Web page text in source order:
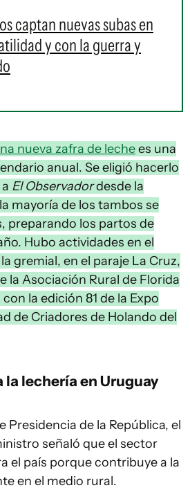
captan nuevas subas en
y con la guerra y
nueva zafra de lechees una
anual. Se eligió hacerlo
El Observadordesde la
mayoría de los tambos se
preparando los partos de
Hubo actividades en el
gremial, en el paraje La Cruz,
la Asociación Rural de Florida
la edición 81 de la Expo
de Criadores de Holando del
la lechería en Uruguay
Presidencia de la República, el
señaló que el sector
el país porque contribuye a la
en el medio rural.